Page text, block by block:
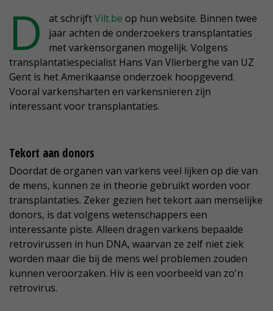
D at schrijftVilt.be op hun website. Binnen twee
jaar achten de onderzoekers transplantaties
met varkensorganen mogelijk. Volgens
transplantatiespecialist Hans Van Vlierberghe van UZ
Gent is het Amerikaanse onderzoek hoopgevend.
Vooral varkensharten en varkensnieren zijn
interessant voor transplantaties.
Tekort aan donors
Doordat de organen van varkens veel lijken op die van
de mens, kunnen ze in theorie gebruikt worden voor
transplantaties. Zeker gezien het tekort aan menselijke
donors, is dat volgens wetenschappers een
interessante piste. Alleen dragen varkens bepaalde
retrovirussen in hun DNA, waarvan ze zelf niet ziek
worden maar die bij de mens wel problemen zouden
kunnen veroorzaken. Hiv is een voorbeeld van zo'n
retrovirus.